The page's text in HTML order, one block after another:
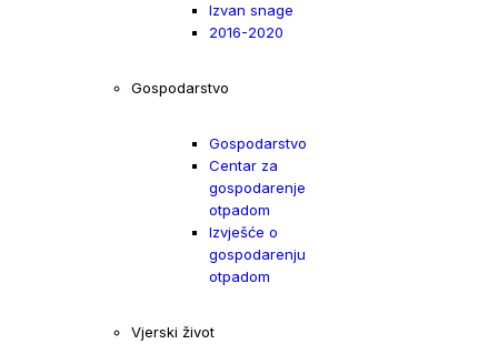
Izvan snage
2016-2020
Gospodarstvo
Gospodarstvo
Centar za
gospodarenje
otpadom
Izvješće o
gospodarenju
otpadom
Vjerski život